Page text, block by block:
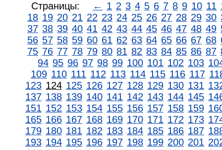
Страницы: ← 1 2 3 4 5 6 7 8 9 10 11
18 19 20 21 22 23 24 25 26 27 28 29 30
37 38 39 40 41 42 43 44 45 46 47 48 49
56 57 58 59 60 61 62 63 64 65 66 67 68
75 76 77 78 79 80 81 82 83 84 85 86 87
94 95 96 97 98 99 100 101 102 103
109 110 111 112 113 114 115 116 117
123 124 125 126 127 128 129 130 131
137 138 139 140 141 142 143 144 145
151 152 153 154 155 156 157 158 159
165 166 167 168 169 170 171 172 173
179 180 181 182 183 184 185 186 187
193 194 195 196 197 198 199 200 201